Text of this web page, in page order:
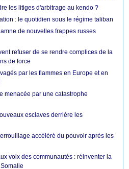
les litiges d'arbitrage au kendo ?
: le quotidien sous le régime taliban
de nouvelles frappes russes
refuser de se rendre complices de la
de force
par les flammes en Europe et en
menacée par une catastrophe
esclaves derrière les
accéléré du pouvoir après les
voix des communautés : réinventer la